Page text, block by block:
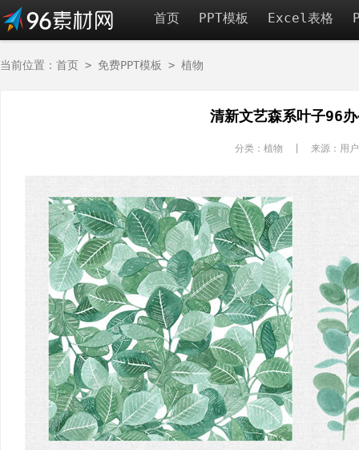
首页 PPT模板 Excel表格
当前位置： 首页 > 免费PPT模板 > 植物
清新文艺森系叶子96
分类：植物 | 来源：用